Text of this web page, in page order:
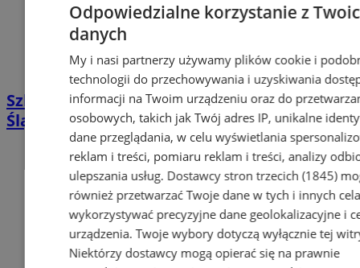
Szkółka Pływacka MANTA w Wodzisławiu
Śląskim rusza z zapisami na nowy sezon
Odpowiedzialne korzystanie z
danych
My i nasi partnerzy używamy plików cookie i
technologii do przechowywania i uzyskiwania
informacji na Twoim urządzeniu oraz do
osobowych, takich jak Twój adres IP, unikalne
dane przeglądania, w celu wyświetlania
reklam i treści, pomiaru reklam i treści, analizy
ulepszania usług. Dostawcy stron trzecich (1845)
również przetwarzać Twoje dane w tych i innych
wykorzystywać precyzyjne dane geolokalizacyjne i
urządzenia. Twoje wybory dotyczą wyłącznie tej
Niektórzy dostawcy mogą opierać się na prawnie